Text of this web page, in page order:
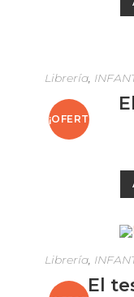
¡OFERT
Librería,
Librería
El